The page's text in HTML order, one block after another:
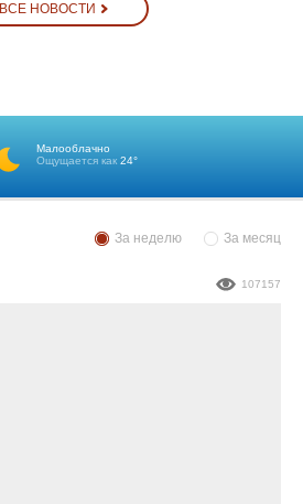
ВСЕ НОВОСТИ
Малооблачно
Ощущается как 24°
За неделю За месяц
107157